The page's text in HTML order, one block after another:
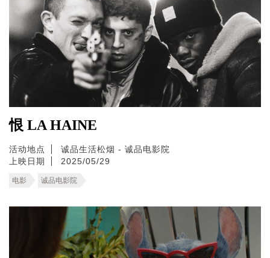
恨 LA HAINE
活动地点
诚品生活松烟 - 诚品电影院
上映日期
2025/05/29
电影 诚品电影院